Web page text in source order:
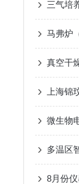
马弗炉
上海锦
微生物
8月份